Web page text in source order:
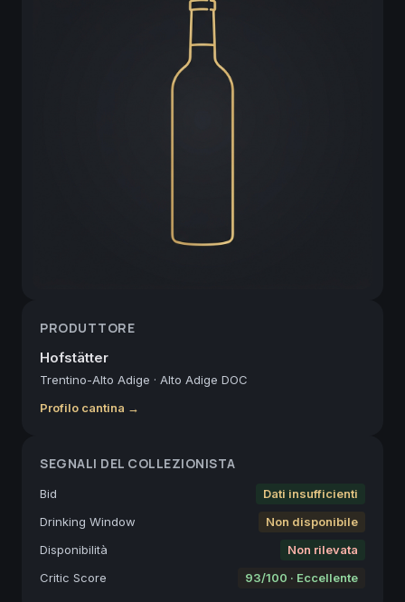
PRODUTTORE
Hofstätter
Trentino-Alto Adige · Alto Adige DOC
Profilo cantina →
SEGNALI DEL COLLEZIONISTA
Bid
Dati insufficienti
Drinking Window
Non disponibile
Disponibilità
Non rilevata
Critic Score
93/100 · Eccellente